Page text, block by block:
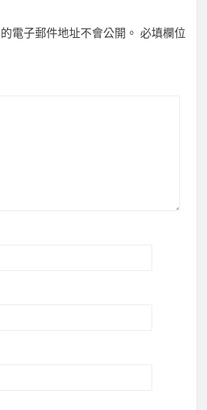
電子郵件地址不會公開。 必填欄位